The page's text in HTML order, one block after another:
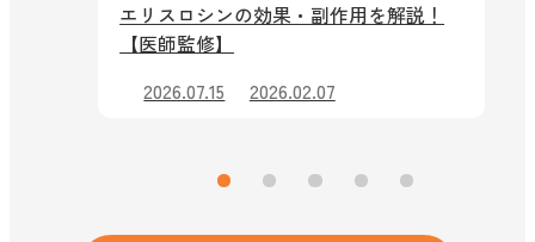
エリスロシンの効果・副作用を解説！
【医師監修】
2026.07.15
2026.02.07